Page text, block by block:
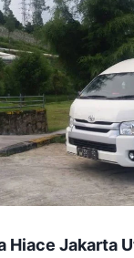
Hiace Jakarta